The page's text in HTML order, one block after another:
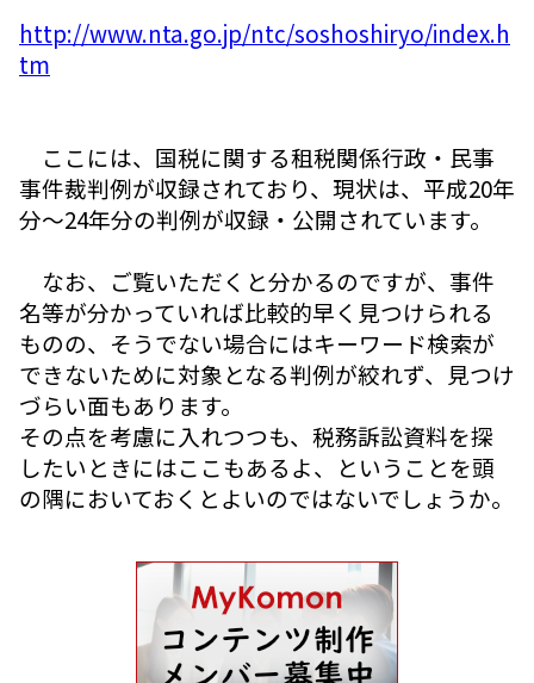
http://www.nta.go.jp/ntc/soshoshiryo/index.h
tm
ここには、国税に関する租税関係行政・民事
事件裁判例が収録されており、現状は、平成20年
分～24年分の判例が収録・公開されています。
なお、ご覧いただくと分かるのですが、事件
名等が分かっていれば比較的早く見つけられる
ものの、そうでない場合にはキーワード検索が
できないために対象となる判例が絞れず、見つけ
づらい面もあります。
その点を考慮に入れつつも、税務訴訟資料を探
したいときにはここもあるよ、ということを頭
の隅においておくとよいのではないでしょうか。